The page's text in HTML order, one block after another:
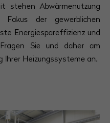
stehen Abwärmenutzung
Fokus der gewerblichen
Energiespareffizienz und
Fragen Sie und daher am
Ihrer Heizungssysteme an.